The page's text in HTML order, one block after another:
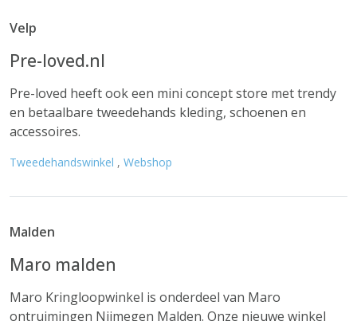
Velp
Pre-loved.nl
Pre-loved heeft ook een mini concept store met trendy
en betaalbare tweedehands kleding, schoenen en
accessoires.
Tweedehandswinkel , Webshop
Malden
Maro malden
Maro Kringloopwinkel is onderdeel van Maro
ontruimingen Nijmegen Malden. Onze nieuwe winkel